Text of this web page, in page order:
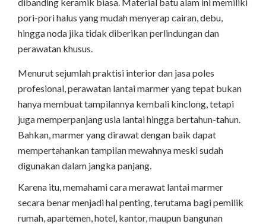
pori-pori halus yang mudah menyerap cairan, debu,
hingga noda jika tidak diberikan perlindungan dan
perawatan khusus.
Menurut sejumlah praktisi interior dan jasa poles
profesional, perawatan lantai marmer yang tepat bukan
hanya membuat tampilannya kembali kinclong, tetapi
juga memperpanjang usia lantai hingga bertahun-tahun.
Bahkan, marmer yang dirawat dengan baik dapat
mempertahankan tampilan mewahnya meski sudah
digunakan dalam jangka panjang.
Karena itu, memahami cara merawat lantai marmer
secara benar menjadi hal penting, terutama bagi pemilik
rumah, apartemen, hotel, kantor, maupun bangunan